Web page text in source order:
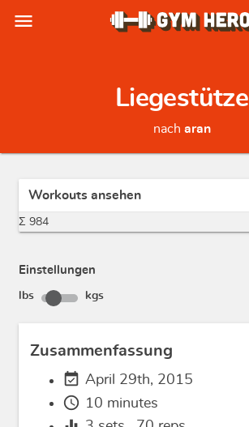
menu
Liegestütze
nach aran
Workouts ansehen
Σ 984
Einstellungen
lbs kgs
Zusammenfassung
event_available April 29th, 2015
schedule 10 minutes